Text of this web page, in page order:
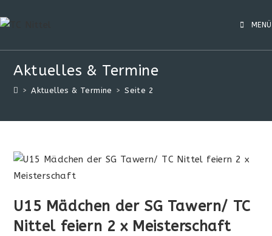
MENÜ
Aktuelles & Termine
> Aktuelles & Termine > Seite 2
U15 Mädchen der SG Tawern/ TC
Nittel feiern 2 x Meisterschaft